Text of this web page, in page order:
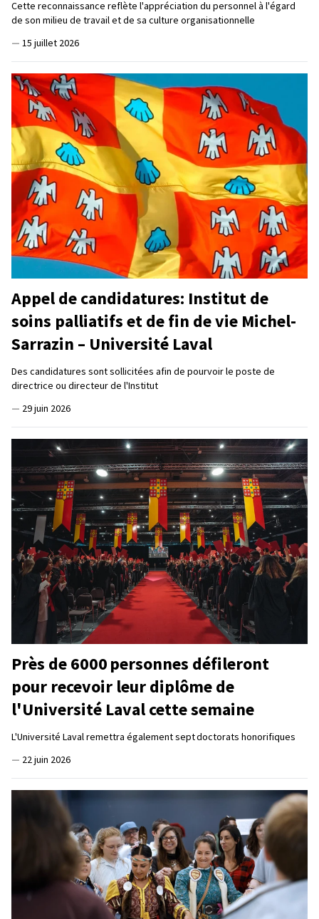
Cette reconnaissance reflète l'appréciation du personnel à l'égard
de son milieu de travail et de sa culture organisationnelle
— 15 juillet 2026
Appel de candidatures: Institut de
soins palliatifs et de fin de vie Michel-
Sarrazin – Université Laval
Des candidatures sont sollicitées afin de pourvoir le poste de
directrice ou directeur de l'Institut
— 29 juin 2026
Près de 6000 personnes défileront
pour recevoir leur diplôme de
l'Université Laval cette semaine
L'Université Laval remettra également sept doctorats honorifiques
— 22 juin 2026